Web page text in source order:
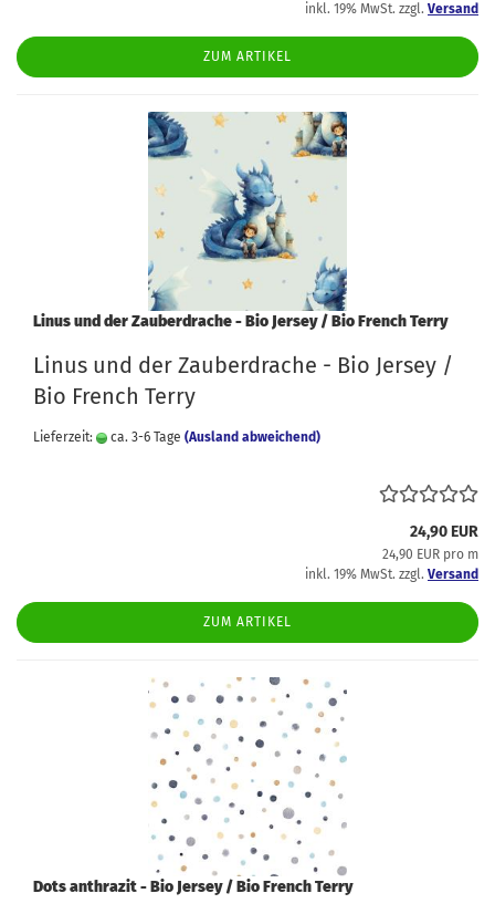
inkl. 19% MwSt. zzgl. Versand
ZUM ARTIKEL
Linus und der Zauberdrache - Bio Jersey / Bio French Terry
Linus und der Zauberdrache - Bio Jersey /
Bio French Terry
Lieferzeit: ca. 3-6 Tage (Ausland abweichend)
24,90 EUR
24,90 EUR pro m
inkl. 19% MwSt. zzgl. Versand
ZUM ARTIKEL
Dots anthrazit - Bio Jersey / Bio French Terry